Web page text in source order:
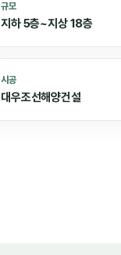
규모
지하 5층~지상 18층
시공
대우조선해양건설